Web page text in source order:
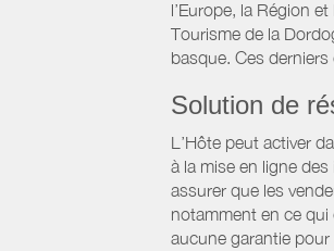
l’Europe, la Région
Tourisme de la
basque. Ces
Solution de
L’Hôte peut activer
à la mise en ligne
assurer que les
notamment en ce qui
aucune garantie